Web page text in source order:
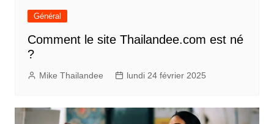
Général
Comment le site Thailandee.com est né
?
Mike Thailandee lundi 24 février 2025